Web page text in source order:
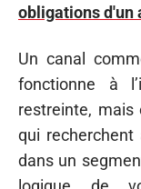
obligations d'un
Un canal
fonctionne à
restreinte, mais
qui
dans un